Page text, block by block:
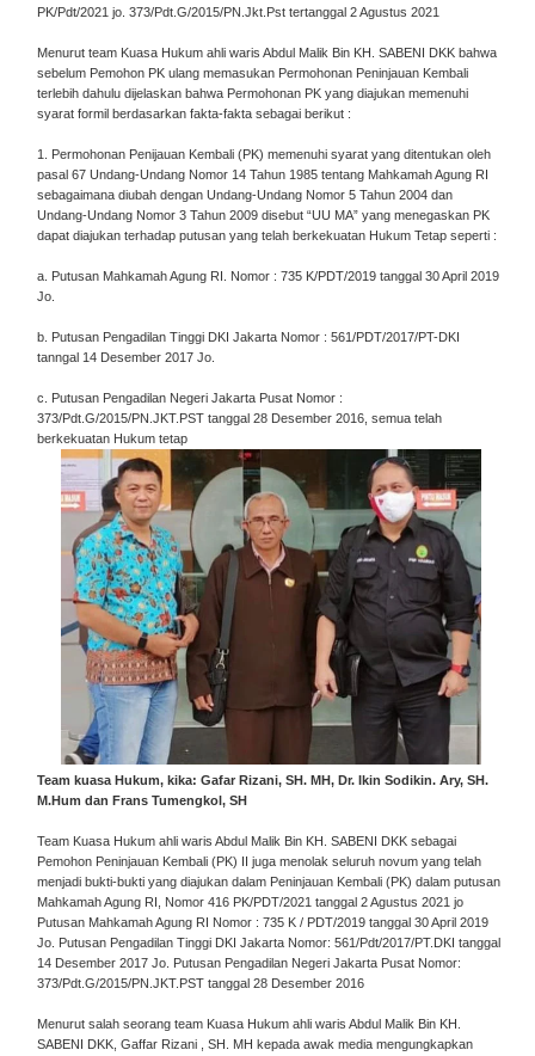
PK/Pdt/2021 jo. 373/Pdt.G/2015/PN.Jkt.Pst tertanggal 2 Agustus 2021
Menurut team Kuasa Hukum ahli waris Abdul Malik Bin KH. SABENI DKK bahwa
sebelum Pemohon PK ulang memasukan Permohonan Peninjauan Kembali
terlebih dahulu dijelaskan bahwa Permohonan PK yang diajukan memenuhi
syarat formil berdasarkan fakta-fakta sebagai berikut :
1. Permohonan Penijauan Kembali (PK) memenuhi syarat yang ditentukan oleh
pasal 67 Undang-Undang Nomor 14 Tahun 1985 tentang Mahkamah Agung RI
sebagaimana diubah dengan Undang-Undang Nomor 5 Tahun 2004 dan
Undang-Undang Nomor 3 Tahun 2009 disebut “UU MA” yang menegaskan PK
dapat diajukan terhadap putusan yang telah berkekuatan Hukum Tetap seperti :
a. Putusan Mahkamah Agung RI. Nomor : 735 K/PDT/2019 tanggal 30 April 2019
Jo.
b. Putusan Pengadilan Tinggi DKI Jakarta Nomor : 561/PDT/2017/PT-DKI
tanngal 14 Desember 2017 Jo.
c. Putusan Pengadilan Negeri Jakarta Pusat Nomor :
373/Pdt.G/2015/PN.JKT.PST tanggal 28 Desember 2016, semua telah
berkekuatan Hukum tetap
Team kuasa Hukum, kika: Gafar Rizani, SH. MH, Dr. Ikin Sodikin. Ary, SH.
M.Hum dan Frans Tumengkol, SH
Team Kuasa Hukum ahli waris Abdul Malik Bin KH. SABENI DKK sebagai
Pemohon Peninjauan Kembali (PK) II juga menolak seluruh novum yang telah
menjadi bukti-bukti yang diajukan dalam Peninjauan Kembali (PK) dalam putusan
Mahkamah Agung RI, Nomor 416 PK/PDT/2021 tanggal 2 Agustus 2021 jo
Putusan Mahkamah Agung RI Nomor : 735 K / PDT/2019 tanggal 30 April 2019
Jo. Putusan Pengadilan Tinggi DKI Jakarta Nomor: 561/Pdt/2017/PT.DKI tanggal
14 Desember 2017 Jo. Putusan Pengadilan Negeri Jakarta Pusat Nomor:
373/Pdt.G/2015/PN.JKT.PST tanggal 28 Desember 2016
Menurut salah seorang team Kuasa Hukum ahli waris Abdul Malik Bin KH.
SABENI DKK, Gaffar Rizani , SH. MH kepada awak media mengungkapkan